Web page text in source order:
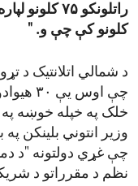
کلونو کې چې و. "
د شمالي اتلانتیک د
چې اوس
خلک په خپله خوښه په
وزیر انتوني بلینکن
چې غړي‌ دولتونه "د
نظم د مقرراتو د